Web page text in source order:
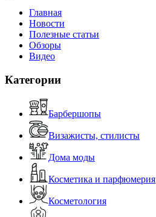
Главная
Новости
Полезные статьи
Обзоры
Видео
Категории
Барбершопы
Визажисты, стилисты
Дома моды
Косметика и парфюмерия
Косметология